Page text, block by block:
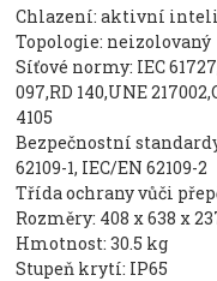
Chlazení: aktivní
Topologie: neizolovaný
Síťové normy: IEC
097,RD 140,UNE
4105
Bezpečnostní
62109-1, IEC/EN 62109-2
Třída ochrany vůči
Rozměry: 408 x 638 x
Hmotnost: 30.5 kg
Stupeň krytí: IP65